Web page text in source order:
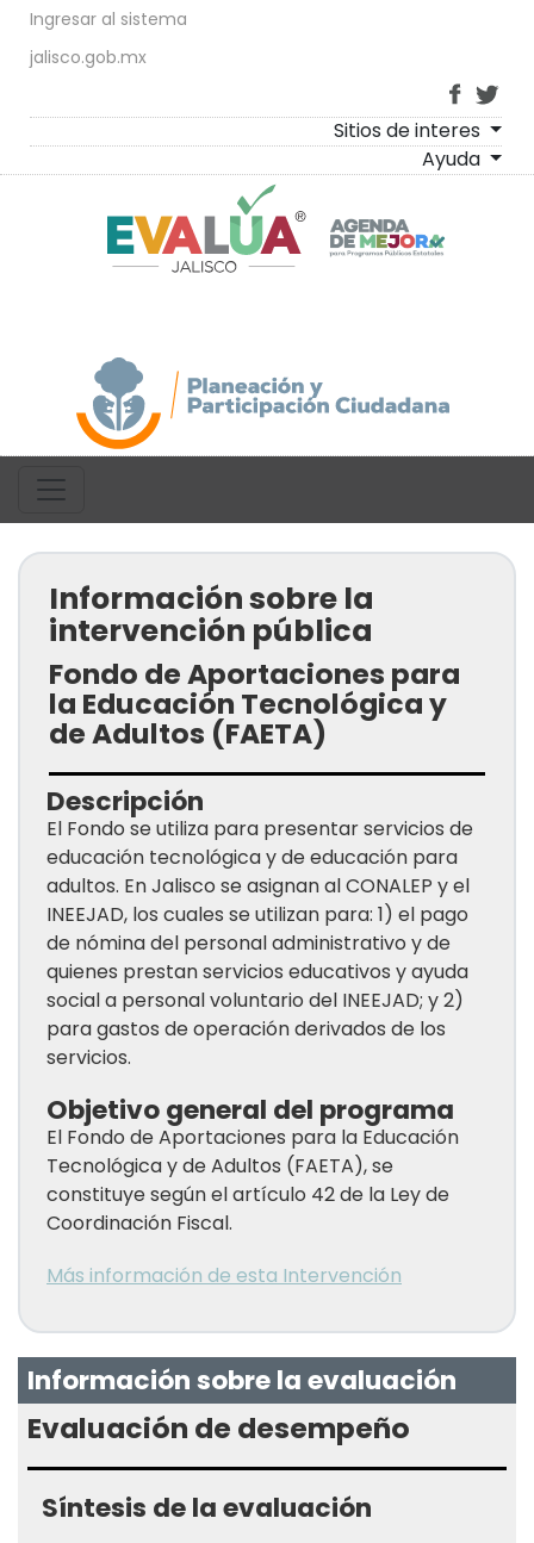
Ingresar al sistema
jalisco.gob.mx
Sitios de interes
Ayuda
Información sobre la
intervención pública
Fondo de Aportaciones para
la Educación Tecnológica y
de Adultos (FAETA)
Descripción
El Fondo se utiliza para presentar servicios de
educación tecnológica y de educación para
adultos. En Jalisco se asignan al CONALEP y el
INEEJAD, los cuales se utilizan para: 1) el pago
de nómina del personal administrativo y de
quienes prestan servicios educativos y ayuda
social a personal voluntario del INEEJAD; y 2)
para gastos de operación derivados de los
servicios.
Objetivo general del programa
El Fondo de Aportaciones para la Educación
Tecnológica y de Adultos (FAETA), se
constituye según el artículo 42 de la Ley de
Coordinación Fiscal.
Más información de esta Intervención
Información sobre la evaluación
Evaluación de desempeño
Síntesis de la evaluación